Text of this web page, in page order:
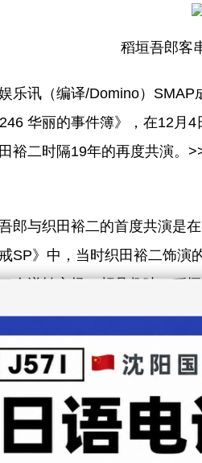
稻垣吾郎客
乐讯（编译/Domino）
华丽的事件簿》，在12月
裕二时隔19年的再度共演。
郎与织田裕二的首度共演是
SP》中，当时织田裕二饰演
人逆转立场，颇具趣味。稻
没怎么敢跟织田裕二讲话。
紧张，但也很期待对戏效果，
娱乐：
日本唱片大赏入围名